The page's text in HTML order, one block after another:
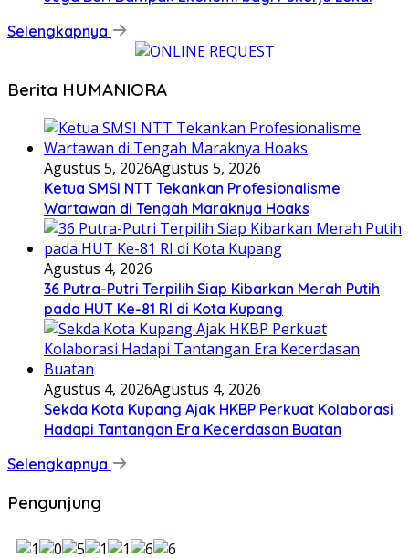
Selengkapnya
Berita HUMANIORA
Agustus 5, 2026Agustus 5, 2026
Ketua SMSI NTT Tekankan Profesionalisme
Wartawan di Tengah Maraknya Hoaks
Agustus 4, 2026
36 Putra-Putri Terpilih Siap Kibarkan Merah Putih
pada HUT Ke-81 RI di Kota Kupang
Agustus 4, 2026Agustus 4, 2026
Sekda Kota Kupang Ajak HKBP Perkuat Kolaborasi
Hadapi Tantangan Era Kecerdasan Buatan
Selengkapnya
Pengunjung